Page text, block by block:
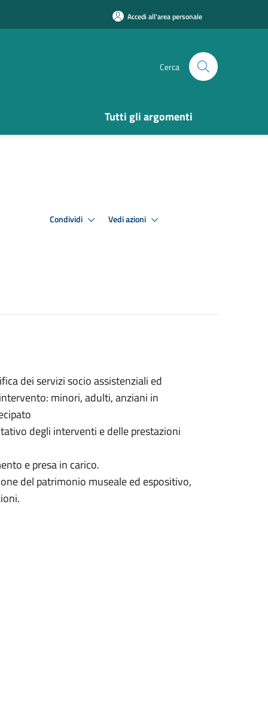
Accedi all'area personale
Cerca
Tutti gli argomenti
Condividi Vedi azioni
dei servizi socio assistenziali ed
minori, adulti, anziani in
degli interventi e delle prestazioni
e presa in carico.
del patrimonio museale ed espositivo,